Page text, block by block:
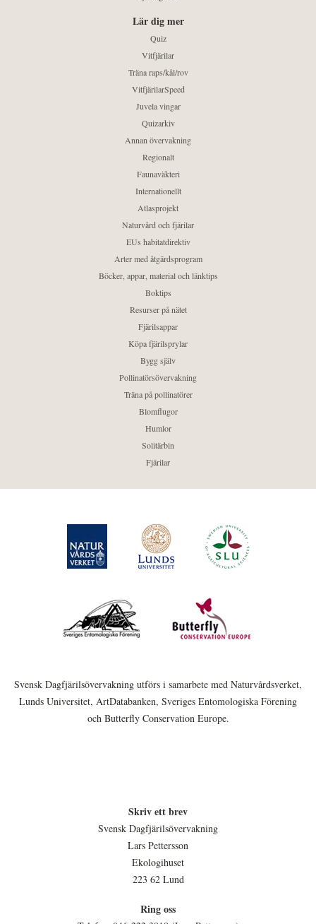
Lär dig mer
Quiz
Vitfjärilar
Träna raps/kål/rov
VitfjärilarSpeed
Juvela vingar
Quizarkiv
Annan övervakning
Regionalt
Faunaväkteri
Internationellt
Atlasprojekt
Naturvård och fjärilar
EUs habitatdirektiv
Arter med åtgärdsprogram
Böcker, appar, material och länktips
Boktips
Resurser på nätet
Fjärilsappar
Köpa fjärilsprylar
Bygg själv
Pollinatörsövervakning
Träna på pollinatörer
Blomflugor
Humlor
Solitärbin
Fjärilar
Svensk Dagfjärilsövervakning utförs i samarbete med Naturvårdsverket,
Lunds Universitet, ArtDatabanken, Sveriges Entomologiska Förening
och Butterfly Conservation Europe.
Skriv ett brev
Svensk Dagfjärilsövervakning
Lars Pettersson
Ekologihuset
223 62 Lund
Ring oss